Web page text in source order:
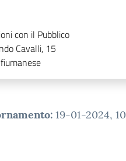
con il Pubblico
Cavalli, 15
: 19-01-2024,